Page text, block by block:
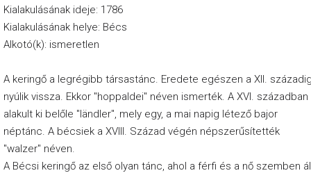
S
z
e
d
a
é
Kialakulásának ideje: 1786
Kialakulásának helye: Bécs
Alkotó(k): ismeretlen
A keringő a legrégibb társastánc. Eredete egészen a XII.
nyúlik vissza. Ekkor "hoppaldei" néven ismerték. A XVI. században
alakult ki belőle "ländler", mely egy, a mai napig létező bajor
néptánc. A bécsiek a XVIII. Század végén népszerűsítették
"walzer" néven.
A Bécsi keringő az első olyan tánc, ahol a férfi és a nő szemben